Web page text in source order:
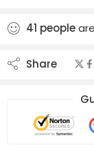
41 people
Share